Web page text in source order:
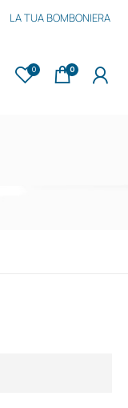
LA TUA BOMBONIERA
0 0